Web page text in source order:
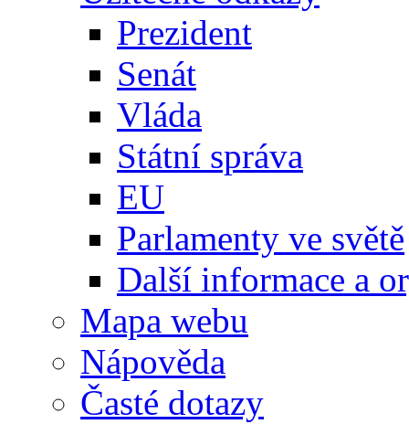
Prezident
Senát
Vláda
Státní správa
EU
Parlamenty ve světě
Další informace a
Mapa webu
Nápověda
Časté dotazy